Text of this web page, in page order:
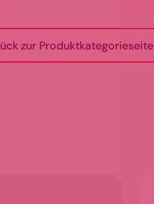
zur Produktkategorieseite